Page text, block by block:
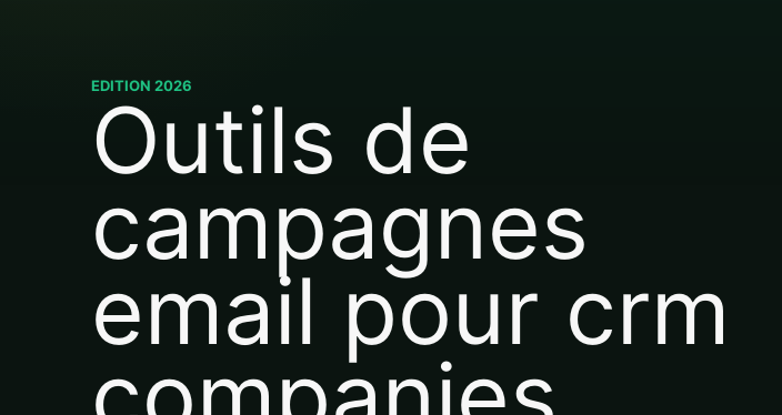
EDITION 2026
Outils de
campagnes
email pour crm